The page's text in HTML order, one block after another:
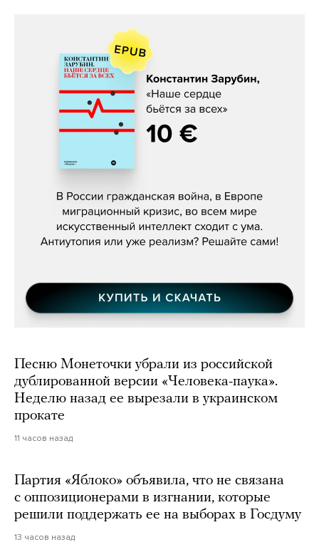
Константин Зарубин, «Наше сердце
Песню Монеточки убрали из российской
дублированной версии «Человека-паука».
Неделю назад ее вырезали в украинском
прокате
11 часов назад
Партия «Яблоко» объявила, что не связана
с оппозиционерами в изгнании, которые
решили поддержать ее на выборах в Госдуму
13 часов назад